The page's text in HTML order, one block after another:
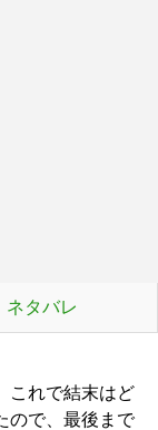
ネタバレ
これで結末はど
ので、最後まで